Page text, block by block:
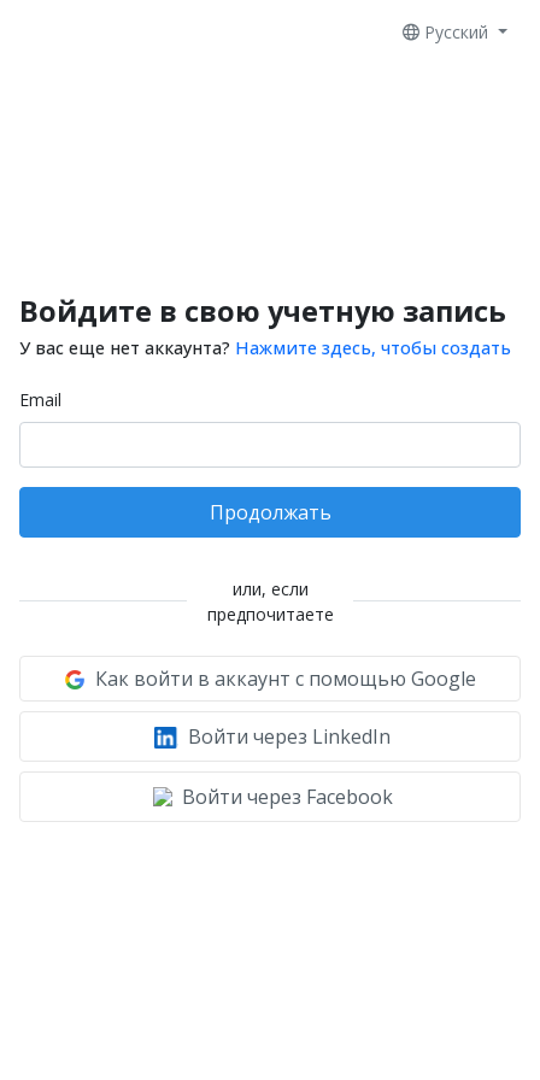
Русский
Войдите в свою учетную запись
У вас еще нет аккаунта? Нажмите здесь, чтобы создать
Email
Продолжать
или, если
предпочитаете
Как войти в аккаунт с помощью Google
Войти через LinkedIn
Войти через Facebook